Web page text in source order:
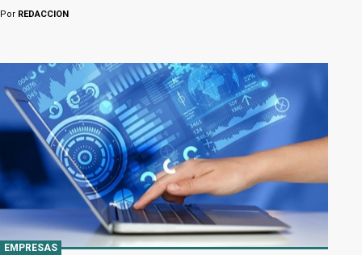
Por REDACCION
EMPRESAS